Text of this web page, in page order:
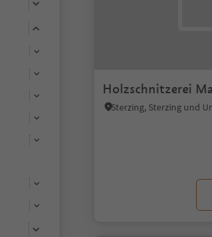
Holzschnitzerei
Sterzing, Sterzing und